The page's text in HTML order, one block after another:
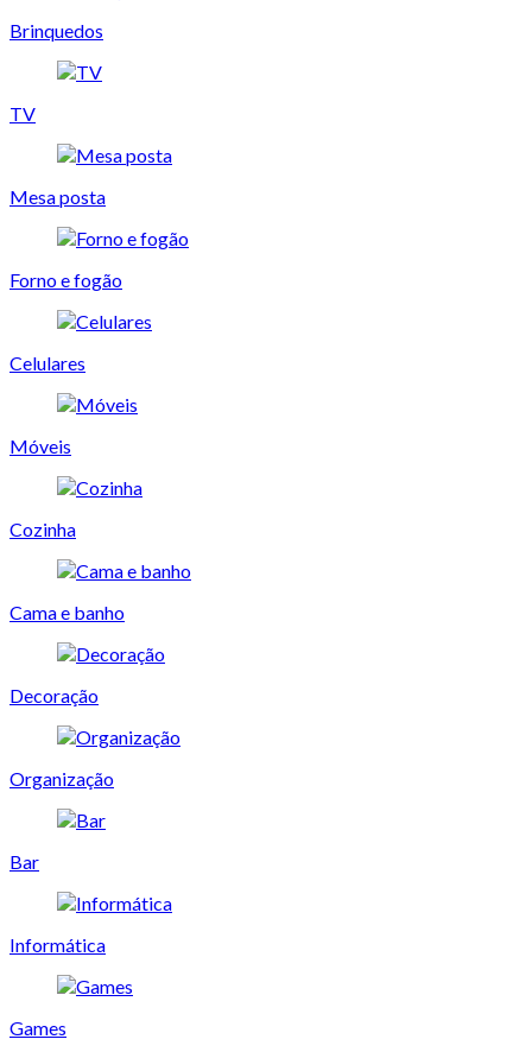
Brinquedos
TV
Mesa posta
Forno e fogão
Celulares
Móveis
Cozinha
Cama e banho
Decoração
Organização
Bar
Informática
Games